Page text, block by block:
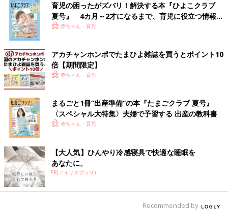
育児の困ったがズバリ！解決する本『ひよこクラブ
夏号』 4カ月～2才になるまで、育児に役立つ情報が
いっぱい！
赤ちゃん・育児
アカチャンホンポでたまひよ雑誌を買うとポイント10
倍【期間限定】
赤ちゃん・育児
まるごと1冊“出産準備”の本『たまごクラブ 夏号』
〈スペシャル大特集〉夫婦で予習する 出産の教科書
赤ちゃん・育児
【大人気】ひんやり冷感寝具で快適な睡眠を
あなたに。
PR(アイリスプラザ)
Recommended by